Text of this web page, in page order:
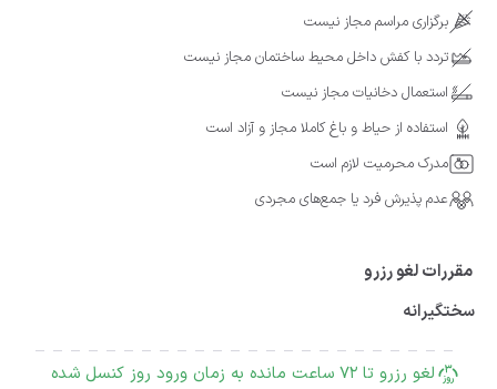
برگزاری مراسم مجاز نیست
تردد با کفش داخل محیط ساختمان مجاز نیست
استعمال دخانیات مجاز نیست
استفاده از حیاط و باغ کاملا مجاز و آزاد است
مدرک محرمیت لازم است
عدم پذیرش فرد یا جمع‌های مجردی
مقررات لغو رزرو
سختگیرانه
لغو رزرو تا 72 ساعت مانده به زمان ورود روز کنسل شده